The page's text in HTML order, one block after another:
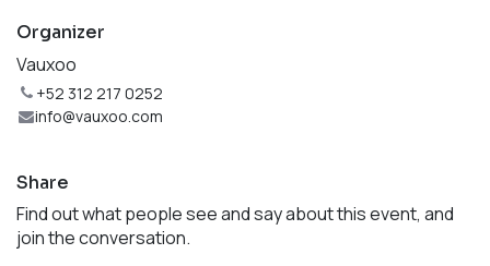
Organizer
Vauxoo
+52 312 217 0252
info@vauxoo.com
Share
Find out what people see and say about this event, and
join the conversation.